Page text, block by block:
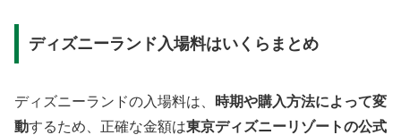
ディズニーランド入場料はいくらまとめ
ディズニーランドの入場料は、
時期や購入方法によって変
動するため、正確な金額は東京ディズニーリゾートの公式